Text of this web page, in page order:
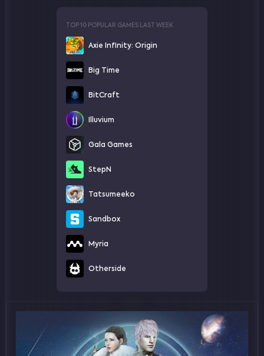
TOP 10 POPULAR GAMES LAST WEEK
Axie Infinity: Origin
Big Time
BitCraft
Illuvium
Gala Games
StepN
Tatsumeeko
Sandbox
Myria
Otherside